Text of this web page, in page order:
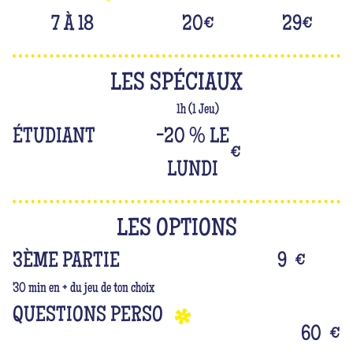
7 À 18
20€ 29€
LES SPÉCIAUX
1h (1 Jeu)
ÉTUDIANT
-20 % LE
LUNDI
€
LES OPTIONS
3ÈME PARTIE
30 min en + du jeu de ton choix
9 €
QUESTIONS PERSO
60 €